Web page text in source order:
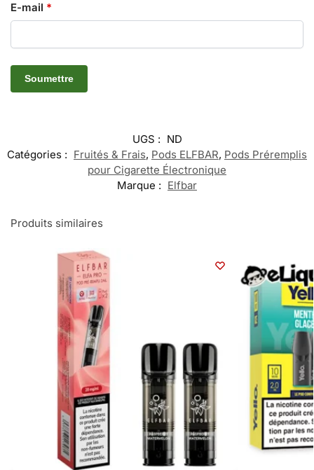
E-mail *
UGS : ND
Catégories : Fruités & Frais, Pods ELFBAR, Pods Préremplis
pour Cigarette Électronique
Marque : Elfbar
Produits similaires